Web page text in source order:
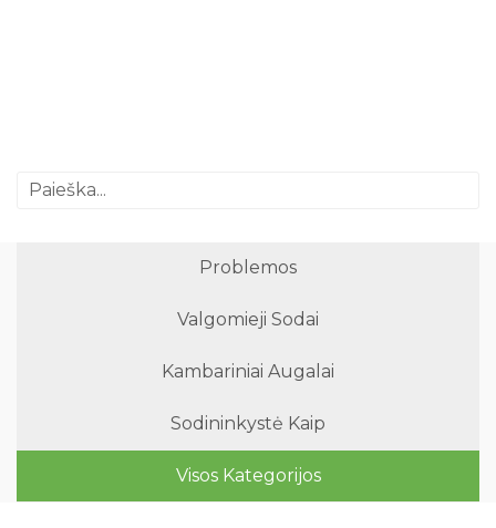
Problemos
Valgomieji Sodai
Kambariniai Augalai
Sodininkystė Kaip
Visos Kategorijos